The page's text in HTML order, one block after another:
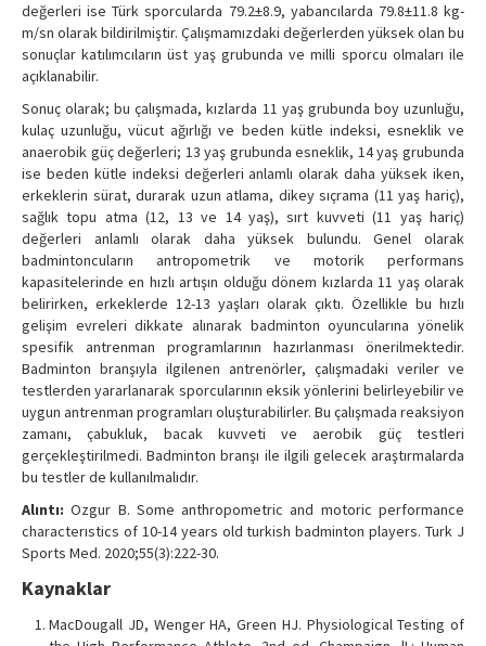
değerleri ise Türk sporcularda 79.2±8.9, yabancılarda 79.8±11.8 kg-
m/sn olarak bildirilmiştir. Çalışmamızdaki değerlerden yüksek olan bu
sonuçlar katılımcıların üst yaş grubunda ve milli sporcu olmaları ile
açıklanabilir.
Sonuç olarak; bu çalışmada, kızlarda 11 yaş grubunda boy uzunluğu,
kulaç uzunluğu, vücut ağırlığı ve beden kütle indeksi, esneklik ve
anaerobik güç değerleri; 13 yaş grubunda esneklik, 14 yaş grubunda
ise beden kütle indeksi değerleri anlamlı olarak daha yüksek iken,
erkeklerin sürat, durarak uzun atlama, dikey sıçrama (11 yaş hariç),
sağlık topu atma (12, 13 ve 14 yaş), sırt kuvveti (11 yaş hariç)
değerleri anlamlı olarak daha yüksek bulundu. Genel olarak
badmintoncuların antropometrik ve motorik performans
kapasitelerinde en hızlı artışın olduğu dönem kızlarda 11 yaş olarak
belirirken, erkeklerde 12-13 yaşları olarak çıktı. Özellikle bu hızlı
gelişim evreleri dikkate alınarak badminton oyuncularına yönelik
spesifik antrenman programlarının hazırlanması önerilmektedir.
Badminton branşıyla ilgilenen antrenörler, çalışmadaki veriler ve
testlerden yararlanarak sporcularının eksik yönlerini belirleyebilir ve
uygun antrenman programları oluşturabilirler. Bu çalışmada reaksiyon
zamanı, çabukluk, bacak kuvveti ve aerobik güç testleri
gerçekleştirilmedi. Badminton branşı ile ilgili gelecek araştırmalarda
bu testler de kullanılmalıdır.
Alıntı: Ozgur B. Some anthropometric and motoric performance
characterıstics of 10-14 years old turkish badminton players. Turk J
Sports Med. 2020;55(3):222-30.
Kaynaklar
MacDougall JD, Wenger HA, Green HJ. Physiological Testing of